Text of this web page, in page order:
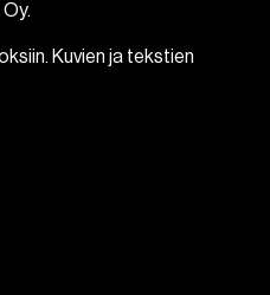
Kuvien ja tekstien